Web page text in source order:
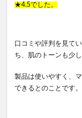
★4.5でした。
口コミや評判を見て
ち、肌のトーンも少
製品は使いやすく、
できるとのことです。